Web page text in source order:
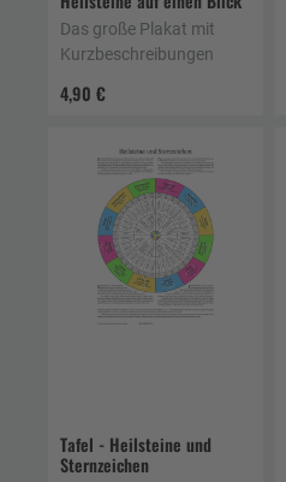
4,90 €
Das große Plakat mit
Kurzbeschreibungen
Tafel - Heilsteine und
Sternzeichen